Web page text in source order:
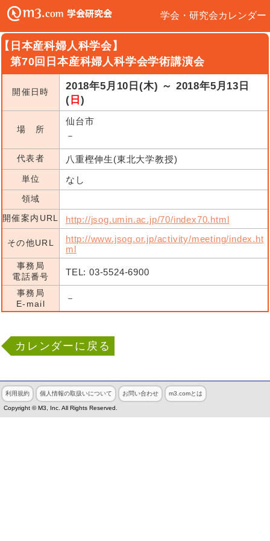
学会・研究会カレンダー
日本産科婦人科学会】
第70回日本産科婦人科学会学術講演会
開催日時
2018年5月10日(木) ～ 2018年5月13日
( 日 )
場 所
仙台市
－
代表者 八重樫伸生(東北大学教授)
単位 なし
領域
開催案内URL
http://jsog.umin.ac.jp/70/index70.html
その他URL
http://www.jsog.or.jp/activity/meeting/index.ht
ml
事務局
電話番号
TEL: 03-5524-6900
事務局
E-mail
－
カレンダーに戻る
利用規約 個人情報の取扱いについて お問い合わせ m3.comとは
Copyright © M3, Inc. All Rights Reserved.